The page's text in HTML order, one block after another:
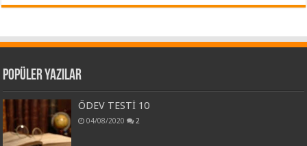
Popüler Yazılar
ÖDEV TESTİ 10
04/08/2020 2